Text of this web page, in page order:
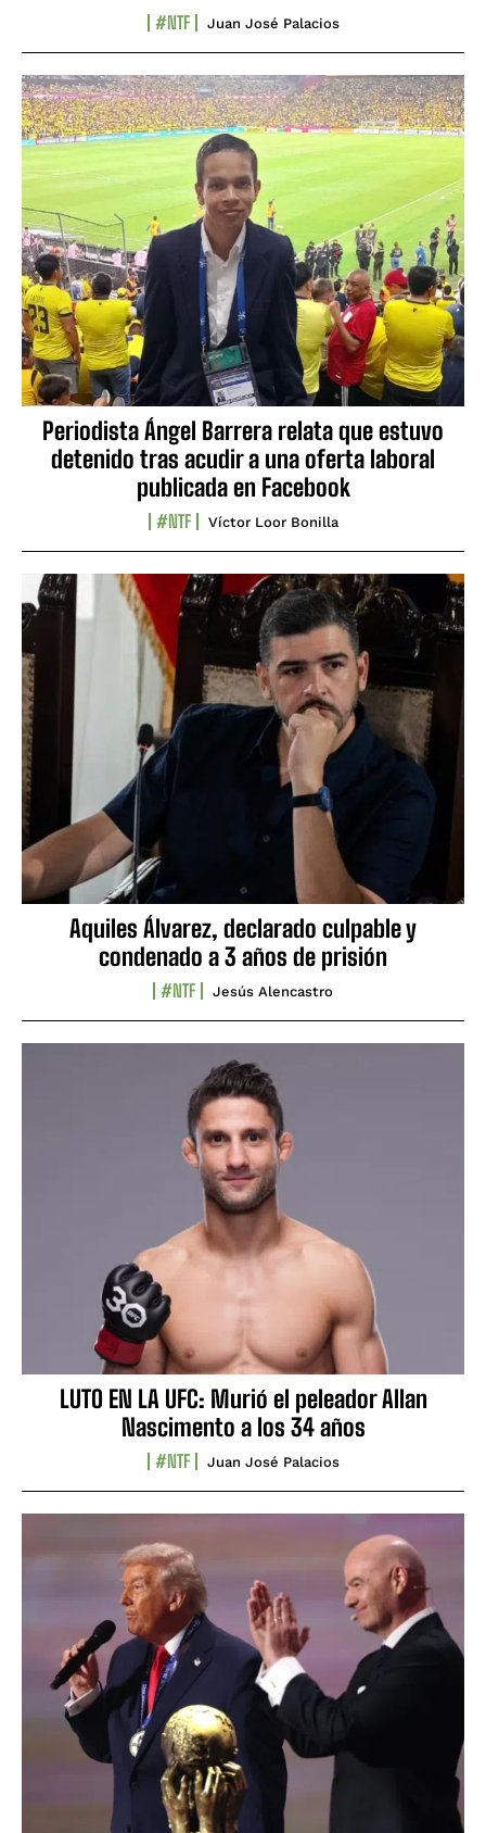
#NTF Juan José Palacios
Periodista Ángel Barrera relata que estuvo
detenido tras acudir a una oferta laboral
publicada en Facebook
#NTF Víctor Loor Bonilla
Aquiles Álvarez, declarado culpable y
condenado a 3 años de prisión
#NTF Jesús Alencastro
LUTO EN LA UFC: Murió el peleador Allan
Nascimento a los 34 años
#NTF Juan José Palacios